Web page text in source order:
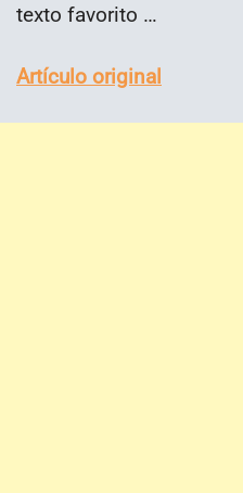
texto favorito …
Artículo original